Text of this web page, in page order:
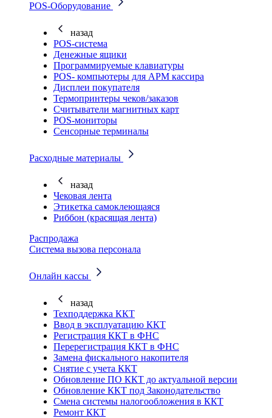
POS-Оборудование
назад
POS-система
Денежные ящики
Программируемые клавиатуры
POS- компьютеры для АРМ кассира
Дисплеи покупателя
Термопринтеры чеков/заказов
Считыватели магнитных карт
POS-мониторы
Сенсорные терминалы
Расходные материалы
назад
Чековая лента
Этикетка самоклеющаяся
Риббон (красящая лента)
Распродажа
Система вызова персонала
Онлайн кассы
назад
Техподдержка ККТ
Ввод в эксплуатацию ККТ
Регистрация ККТ в ФНС
Перерегистрация ККТ в ФНС
Замена фискального накопителя
Снятие с учета ККТ
Обновление ПО ККТ до актуальной версии
Обновление ККТ под Законодательство
Смена системы налогообложения в ККТ
Ремонт ККТ